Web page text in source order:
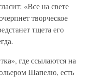
«Все на свете
творческое
тщета его
где ссылаются на
Шапелю, есть